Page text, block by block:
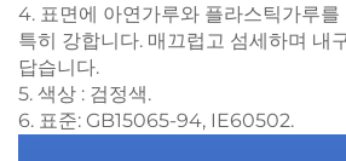
4. 표면에 아연가루와 플라스틱가루를
특히 강합니다. 매끄럽고 섬세하며 내
답습니다.
5. 색상 : 검정색.
6. 표준: GB15065-94, IE60502.